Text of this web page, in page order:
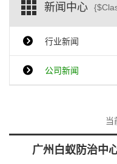
新闻中心
行业新闻
公司新闻
当
广州白蚁防治中